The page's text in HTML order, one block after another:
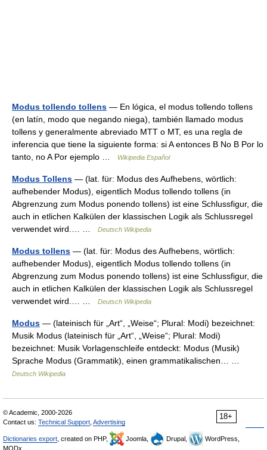
Modus tollendo tollens — En lógica, el modus tollendo tollens
(en latín, modo que negando niega), también llamado modus
tollens y generalmente abreviado MTT o MT, es una regla de
inferencia que tiene la siguiente forma: si A entonces B No B Por lo
tanto, no A Por ejemplo …
Wikipedia Español
Modus Tollens — (lat. für: Modus des Aufhebens, wörtlich:
aufhebender Modus), eigentlich Modus tollendo tollens (in
Abgrenzung zum Modus ponendo tollens) ist eine Schlussfigur, die
auch in etlichen Kalkülen der klassischen Logik als Schlussregel
verwendet wird.… …
Deutsch Wikipedia
Modus tollens — (lat. für: Modus des Aufhebens, wörtlich:
aufhebender Modus), eigentlich Modus tollendo tollens (in
Abgrenzung zum Modus ponendo tollens) ist eine Schlussfigur, die
auch in etlichen Kalkülen der klassischen Logik als Schlussregel
verwendet wird.… …
Deutsch Wikipedia
Modus — (lateinisch für „Art“, „Weise“; Plural: Modi) bezeichnet:
Musik Modus (lateinisch für „Art“, „Weise“; Plural: Modi)
bezeichnet: Musik Vorlagenschleife entdeckt: Modus (Musik)
Sprache Modus (Grammatik), einen grammatikalischen… …
Deutsch Wikipedia
18+
© Academic, 2000-2026
Contact us: Technical Support Advertising
Dictionaries export , created on PHP, Joomla, Drupal,
WordPress,
MODx.